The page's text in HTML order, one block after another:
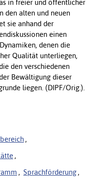
in freier und öffentlicher
den alten und neuen
sie anhand der
einen
denen die
Qualität unterliegen,
den verschiedenen
Bewältigung dieser
liegen. (DIPF/Orig.).
,
,
, Sprachförderung ,